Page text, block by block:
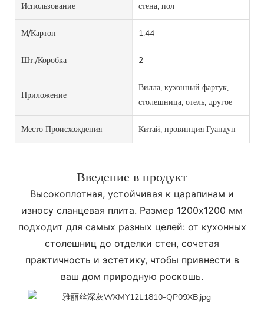
Использование стена, пол
М/картон 1.44
Шт./коробка 2
Приложение
Вилла, кухонный фартук,
столешница, отель, другое
Место Происхождения Китай, провинция Гуандун
Введение в продукт
Высокоплотная, устойчивая к царапинам и
износу сланцевая плита. Размер 1200x1200 мм
подходит для самых разных целей: от кухонных
столешниц до отделки стен, сочетая
практичность и эстетику, чтобы привнести в
ваш дом природную роскошь.